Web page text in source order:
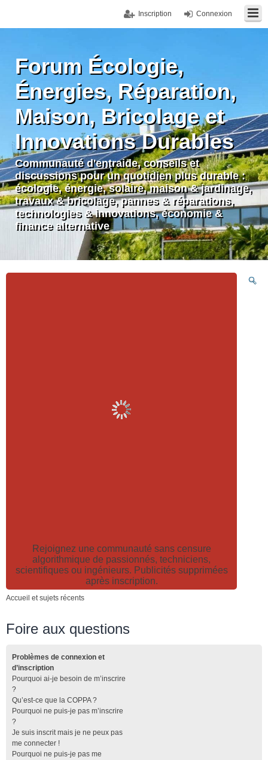
Connexion
Inscription
Forum Écologie,
Énergies, Réparation,
Maison, Bricolage et
Innovations Durables
Communauté d'entraide, conseils et
discussions pour un quotidien plus durable :
écologie, énergie, solaire, maison & jardinage,
travaux & bricolage, pannes & réparations,
technologies & innovations, économie &
finance alternative
Rejoignez une communauté sans censure
algorithmique de passionnés, techniciens,
scientifiques ou ingénieurs. Publicités supprimées
après inscription.
Accueil et sujets récents
Foire aux questions
Problèmes de connexion et
d’inscription
Pourquoi ai-je besoin de m’inscrire
?
Qu’est-ce que la COPPA ?
Pourquoi ne puis-je pas m’inscrire
?
Je suis inscrit mais je ne peux pas
me connecter !
Pourquoi ne puis-je pas me